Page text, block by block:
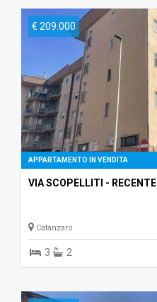
€ 209.000
APPARTAMENTO IN VENDITA
VIA SCOPELLITI - RECENTE
Catanzaro
3 2